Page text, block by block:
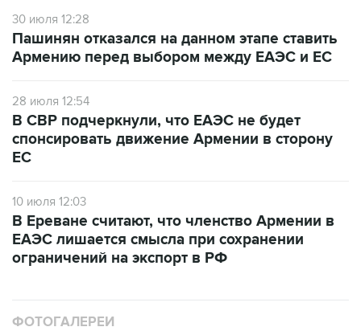
30 июля 12:28
Пашинян отказался на данном этапе ставить
Армению перед выбором между ЕАЭС и ЕС
28 июля 12:54
В СВР подчеркнули, что ЕАЭС не будет
спонсировать движение Армении в сторону
ЕС
10 июля 12:03
В Ереване считают, что членство Армении в
ЕАЭС лишается смысла при сохранении
ограничений на экспорт в РФ
ФОТОГАЛЕРЕИ